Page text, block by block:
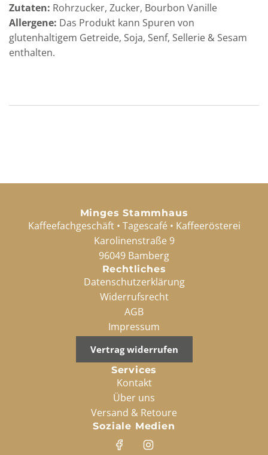
Zutaten: Rohrzucker, Zucker, Bourbon Vanille
Allergene: Das Produkt kann Spuren von
glutenhaltigem Getreide, Soja, Senf, Sellerie & Sesam
enthalten.
Minges Stammhaus
Kaffeefachgeschäft • Tagescafé • Kaffeerösterei
Karolinenstraße 9
96049 Bamberg
Rechtliches
Datenschutzerklärung
Widerrufsrecht
AGB
Impressum
Vertrag widerrufen
Services
Kontakt
Über uns
Versand & Retoure
Soziale Medien